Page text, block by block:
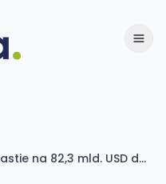
Trh so zeleným cementom porastie na 82,3 mld. USD do roku 2032